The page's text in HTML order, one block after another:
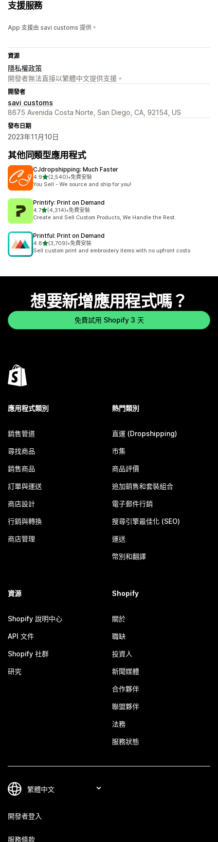
支援服務
App 支援由 savi customs 提供。
資源
隱私權政策
開發者無法直接以繁體中文提供支援。
開發者
savi customs
8675 Avenida Costa Norte, San Diego, CA, 92154, US
發布日期
2023年11月10日
其他同類型應用程式
CJdropshipping: Much Faster
4.9滿分 5 顆星
(2,540)
共有 2540 則評價
•免費安裝
You Sell - We source and ship for you!
Printify: Print on Demand
4.7滿分 5 顆星
(4,314)
共有 4314 則評價
•免費安裝
Create and Sell Custom Products, We Handle the Rest.
Printful: Print on Demand
4.8滿分 5 顆星
(3,709)
共有 3709 則評價
•免費安裝
Sell custom print and embroidery items with no upfront costs
想要新增應用程式嗎？
免費試用 Shopify 3 天
應用程式類別
銷售管道
尋找商品
銷售商品
訂單與運送
商店設計
行銷與轉換
商店管理
熱門類別
直運 (Dropshipping)
市集
商品評價
追加銷售和套裝組合
電子郵件行銷
搜尋引擎最佳化 (SEO)
運送
幣別和翻譯
資源
Shopify 說明中心
API 文件
Shopify 社群
研究
Shopify
關於
職缺
投資人
新聞媒體
合作夥伴
聯盟夥伴
法務
服務狀態
開發者登入
服務條款